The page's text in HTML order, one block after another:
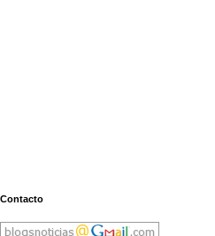
Contacto